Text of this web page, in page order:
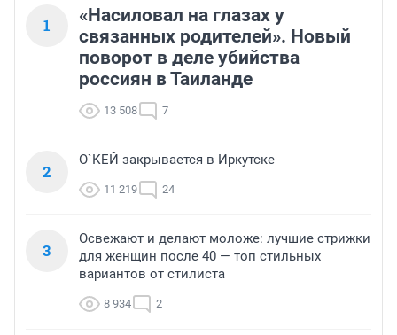
1
«Насиловал на глазах у
связанных родителей». Новый
поворот в деле убийства
россиян в Таиланде
13 508 7
2
О`КЕЙ закрывается в Иркутске
11 219 24
3
Освежают и делают моложе: лучшие стрижки
для женщин после 40 — топ стильных
вариантов от стилиста
8 934 2